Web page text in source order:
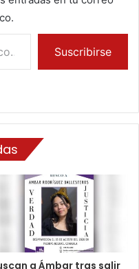
Suscribirse
a Ámbar tras salir